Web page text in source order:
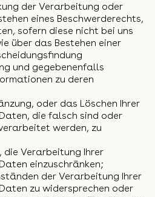
der Verarbeitung oder
eines Beschwerderechts,
sofern diese nicht bei uns
über das Bestehen einer
und gegebenenfalls
zu deren
oder das Löschen Ihrer
die falsch sind oder
werden, zu
die Verarbeitung Ihrer
einzuschränken;
der Verarbeitung Ihrer
zu widersprechen oder